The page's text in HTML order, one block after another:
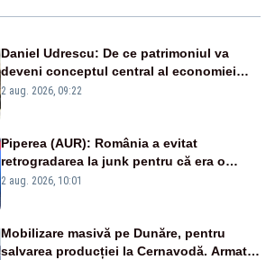
Daniel Udrescu: De ce patrimoniul va
deveni conceptul central al economiei
viitoare?
2 aug. 2026, 09:22
Piperea (AUR): România a evitat
retrogradarea la junk pentru că era o
catastrofă pentru bănci și fondurile de
2 aug. 2026, 10:01
Mobilizare masivă pe Dunăre, pentru
salvarea producției la Cernavodă. Armata